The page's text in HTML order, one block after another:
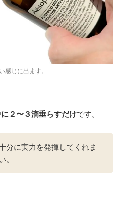
感じに出ます。
に２〜３滴垂らすだけです。
分に実力を発揮してくれま
。